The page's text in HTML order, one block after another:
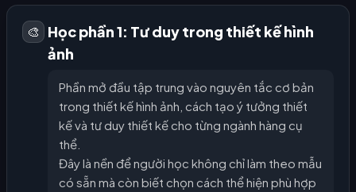
🎨
Học phần 1: Tư duy trong thiết kế hình
ảnh
Phần mở đầu tập trung vào nguyên tắc cơ bản
trong thiết kế hình ảnh, cách tạo ý tưởng thiết
kế và tư duy thiết kế cho từng ngành hàng cụ
thể.
Đây là nền để người học không chỉ làm theo mẫu
có sẵn mà còn biết chọn cách thể hiện phù hợp